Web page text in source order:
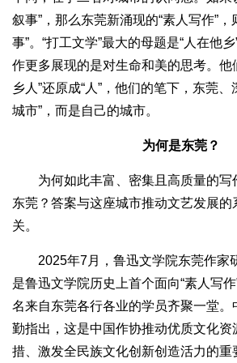
叙事”，那么东莞新涌现的“素人写作”，
事”。“打工文学”最大的母题是“人在他
作更多展现的是对生命和美的思考。他
乡人”还原成“人”，他们的笔下，东莞、
城市”，而是自己的城市。
为何是东莞？
为何如此丰富、密集且高质量的写
东莞？答案与这座城市推动文艺发展的
关。
2025年7月，鲁迅文学院东莞作家
是鲁迅文学院历史上首个面向“素人写
名来自东莞各行各业的学员齐聚一堂。
勤指出，这是中国作协推动优质文化资
措、激发全民族文化创新创造活力的重